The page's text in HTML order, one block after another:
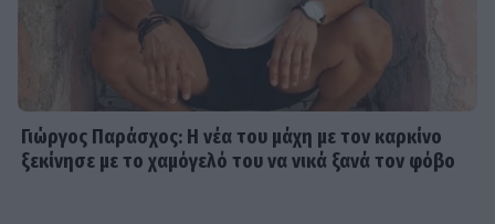
Γιώργος Παράσχος: Η νέα του μάχη με τον καρκίνο
ξεκίνησε με το χαμόγελό του να νικά ξανά τον φόβο